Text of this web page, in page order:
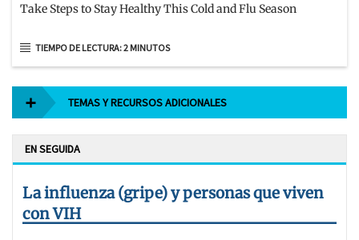
Take Steps to Stay Healthy This Cold and Flu Season
TIEMPO DE LECTURA: 2 MINUTOS
TEMAS Y RECURSOS ADICIONALES
EN SEGUIDA
La influenza (gripe) y personas que viven
con VIH